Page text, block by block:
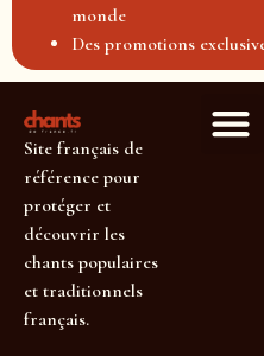
monde
Des promotions
Site français de
référence pour
protéger et
découvrir les
chants populaires
et traditionnels
français.